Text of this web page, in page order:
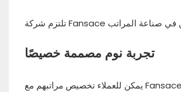
تجربة نوم مصممة خصيصًا
يمكن للعملاء تخصيص مراتبهم مع Fansace لتناسب تفضيلاتهم الفريدة في النوم. سواء كنت تفضل سطحًا فخمًا أو صلبًا، يمكنك تعديل المرتبة حسب